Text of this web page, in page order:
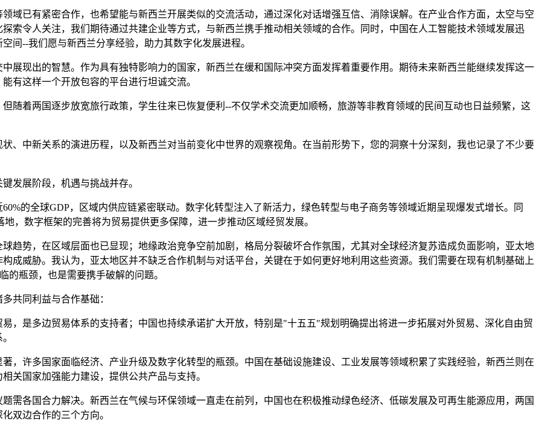
域已有紧密合作，也希望能与新西兰开展类似的交流活动，通过深化对话增强互信、消除误解。在产业合作方面，太空与空
索令人关注，我们期待通过共建企业等方式，与新西兰携手推动相关领域的合作。同时，中国在人工智能技术领域发展迅
间--我们愿与新西兰分享经验，助力其数字化发展进程。
展现出的智慧。作为具有独特影响力的国家，新西兰在缓和国际冲突方面发挥着重要作用。期待未来新西兰能继续发挥这一
有这样一个开放包容的平台进行坦诚交流。
随着两国逐步放宽旅行政策，学生往来已恢复便利--不仅学术交流更加顺畅，旅游等非教育领域的民间互动也日益频繁，这
、中新关系的演进历程，以及新西兰对当前变化中世界的观察视角。在当前形势下，您的洞察十分深刻，我也记录了不少要
发展阶段，机遇与挑战并存。
的全球GDP，区域内供应链紧密联动。数字化转型注入了新活力，绿色转型与电子商务等领域近期呈现爆发式增长。同
，数字框架的完善将为贸易提供更多保障，进一步推动区域经贸发展。
趋势，在区域层面也已显现；地缘政治竞争空前加剧，格局分裂破坏合作氛围，尤其对全球经济复苏造成负面影响，亚太地
成威胁。我认为，亚太地区并不缺乏合作机制与对话平台，关键在于如何更好地利用这些资源。我们需要在现有机制基础上
的瓶颈，也是需要携手破解的问题。
共同利益与合作基础：
，是多边贸易体系的支持者；中国也持续承诺扩大开放，特别是"十五五"规划明确提出将进一步拓展对外贸易、深化自由贸
，许多国家面临经济、产业升级及数字化转型的瓶颈。中国在基础设施建设、工业发展等领域积累了实践经验，新西兰则在
关国家加强能力建设，提供公共产品与支持。
需各国合力解决。新西兰在气候与环保领域一直走在前列，中国也在积极推动绿色经济、低碳发展及可再生能源应用，两国
双边合作的三个方向。